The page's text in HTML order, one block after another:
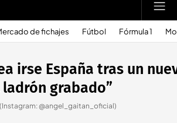
de fichajes Fútbol Fórmula 1
irse España tras un
grabado”
@angel_gaitan_oficial)